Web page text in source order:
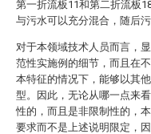
第一折流板11和第二折流板
与污水可以充分混合，随后
对于本领域技术人员而言，
范性实施例的细节，而且在
本特征的情况下，能够以其
型。因此，无论从哪一点来
性的，而且是非限制性的，
要求而不是上述说明限定，